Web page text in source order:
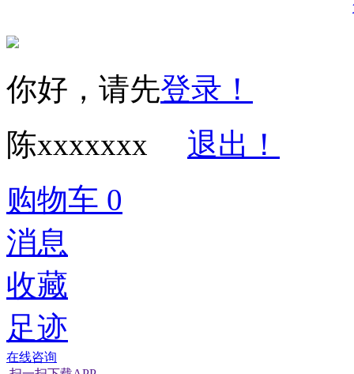
你好，请先登录！
陈xxxxxxx
退出！
购物车 0
消息
收藏
足迹
在线咨询